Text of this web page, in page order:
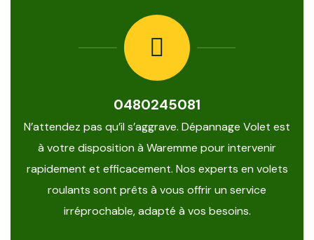
0480245081
N’attendez pas qu’il s’aggrave. Dépannage Volet est
à votre disposition à Waremme pour intervenir
rapidement et efficacement. Nos experts en volets
roulants sont prêts à vous offrir un service
irréprochable, adapté à vos besoins.